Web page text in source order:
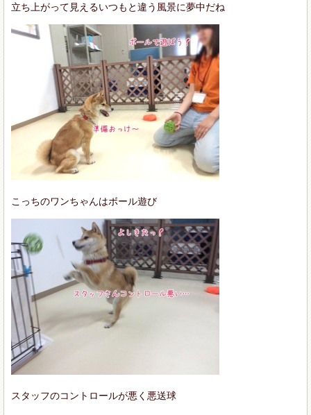
立ち上がって見えるいつもと違う風景に夢中だね
こっちのワンちゃんはボール遊び
スタッフのコントロールが悪く悪送球